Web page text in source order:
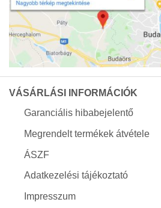
VÁSÁRLÁSI INFORMÁCIÓK
Garanciális hibabejelentő
Megrendelt termékek átvétele
ÁSZF
Adatkezelési tájékoztató
Impresszum